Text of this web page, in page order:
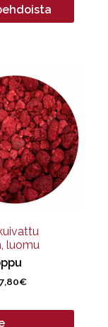
39,90€
luomu
€Hintaluokka:
-